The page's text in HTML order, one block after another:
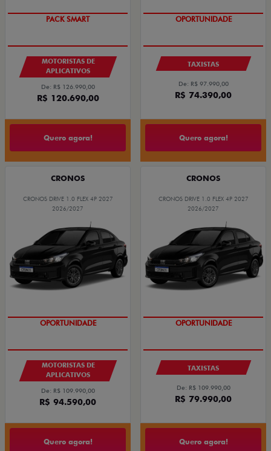
PACK SMART
MOTORISTAS DE
APLICATIVOS
De: R$ 126.990,00
R$ 120.690,00
Quero agora!
OPORTUNIDADE
TAXISTAS
De: R$ 97.990,00
R$ 74.390,00
Quero agora!
CRONOS
CRONOS DRIVE 1.0 FLEX 4P 2027
2026/2027
OPORTUNIDADE
MOTORISTAS DE
APLICATIVOS
De: R$ 109.990,00
R$ 94.590,00
Quero agora!
CRONOS
CRONOS DRIVE 1.0 FLEX 4P 2027
2026/2027
OPORTUNIDADE
TAXISTAS
De: R$ 109.990,00
R$ 79.990,00
Quero agora!